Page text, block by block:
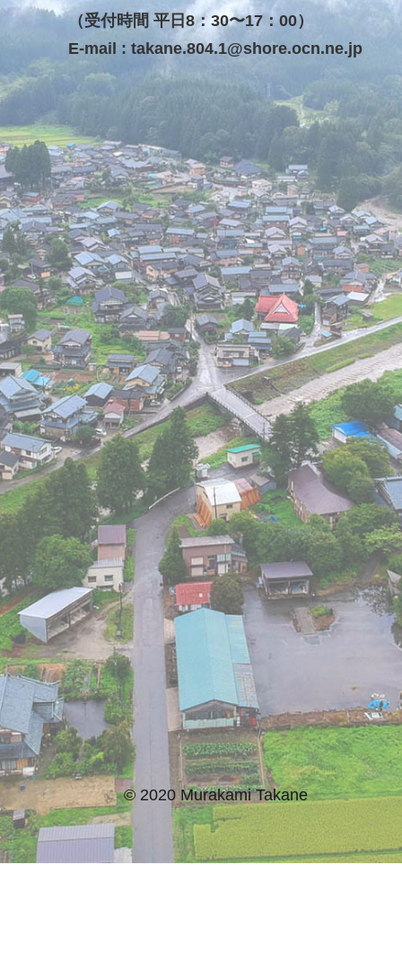
（受付時間 平日8：30〜17：00）
E-mail : takane.804.1@shore.ocn.ne.jp
© 2020 Murakami Takane